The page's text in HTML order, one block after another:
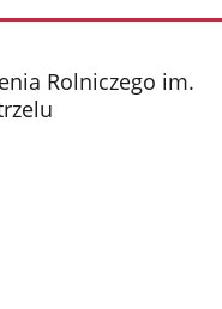
Rolniczego im.